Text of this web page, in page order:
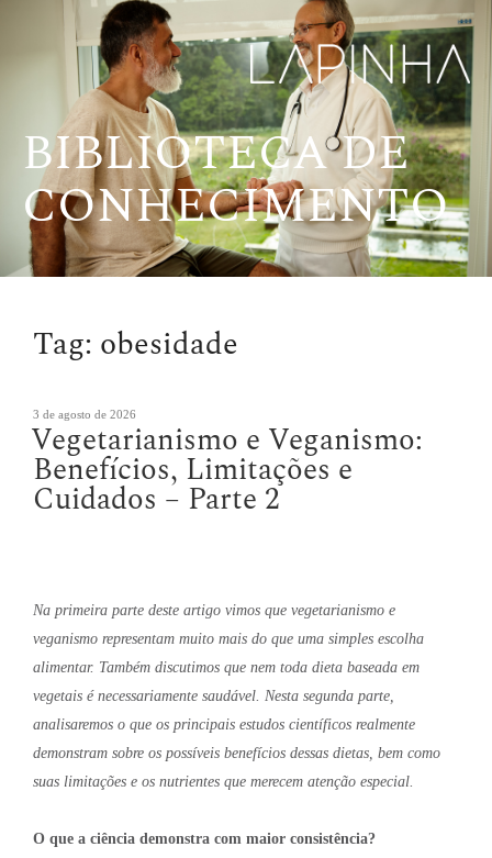
BIBLIOTECA DE
CONHECIMENTO
Tag: obesidade
Publicado
em
3 de agosto de 2026
Vegetarianismo e Veganismo:
Benefícios, Limitações e
Cuidados – Parte 2
Na primeira parte deste artigo vimos que vegetarianismo e
veganismo representam muito mais do que uma simples escolha
alimentar. Também discutimos que nem toda dieta baseada em
vegetais é necessariamente saudável. Nesta segunda parte,
analisaremos o que os principais estudos científicos realmente
demonstram sobre os possíveis benefícios dessas dietas, bem como
suas limitações e os nutrientes que merecem atenção especial.
O que a ciência demonstra com maior consistência?